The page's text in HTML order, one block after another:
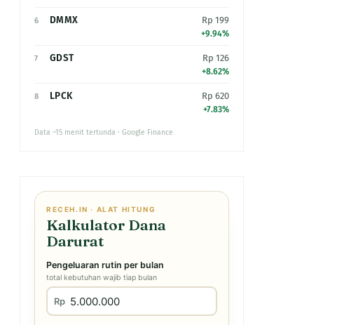
6 DMMX Rp 199
+9.94%
7 GDST Rp 126
+8.62%
8 LPCK Rp 620
+7.83%
Data ~15 menit tertunda · Google Finance
RECEH.IN · ALAT HITUNG
Kalkulator Dana
Darurat
Pengeluaran rutin per bulan
total kebutuhan wajib tiap bulan
Rp